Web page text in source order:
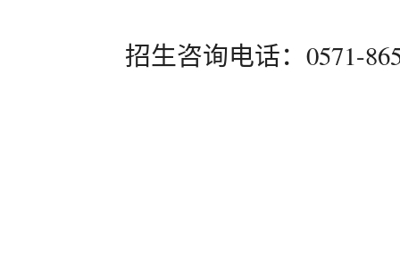
招生咨询电话：0571-